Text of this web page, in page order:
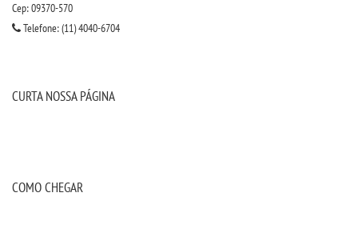
Cep: 09370-570
Telefone: (11) 4040-6704
CURTA NOSSA PÁGINA
COMO CHEGAR